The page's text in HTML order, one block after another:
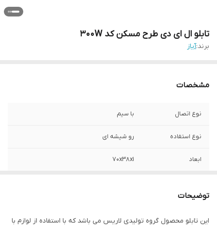
تابلو ال ای دی طرح مسکن کد 300W
برند:آیاز
مشخصات
نوع اتصال با سیم
نوع استفاده رو شیشه ای
ابعاد 70x38x1
توضیحات
این تابلو محصول گروه تولیدی لاریس می باشد که با استفاده از لوازم با